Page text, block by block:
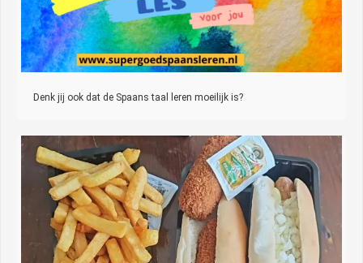
Denk jij ook dat de Spaans taal leren moeilijk is?